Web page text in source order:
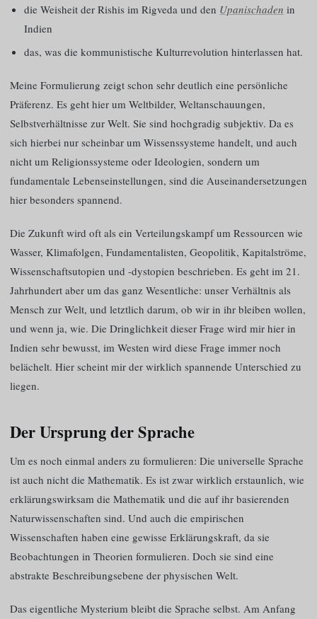
die Weisheit der Rishis im Rigveda und den Upanischaden in
Indien
das, was die kommunistische Kulturrevolution hinterlassen hat.
Meine Formulierung zeigt schon sehr deutlich eine persönliche
Präferenz. Es geht hier um Weltbilder, Weltanschauungen,
Selbstverhältnisse zur Welt. Sie sind hochgradig subjektiv. Da es
sich hierbei nur scheinbar um Wissenssysteme handelt, und auch
nicht um Religionssysteme oder Ideologien, sondern um
fundamentale Lebenseinstellungen, sind die Auseinandersetzungen
hier besonders spannend.
Die Zukunft wird oft als ein Verteilungskampf um Ressourcen wie
Wasser, Klimafolgen, Fundamentalisten, Geopolitik, Kapitalströme,
Wissenschaftsutopien und ‑dystopien beschrieben. Es geht im 21.
Jahrhundert aber um das ganz Wesentliche: unser Verhältnis als
Mensch zur Welt, und letztlich darum, ob wir in ihr bleiben wollen,
und wenn ja, wie. Die Dringlichkeit dieser Frage wird mir hier in
Indien sehr bewusst, im Westen wird diese Frage immer noch
belächelt. Hier scheint mir der wirklich spannende Unterschied zu
liegen.
Der Ursprung der Sprache
Um es noch einmal anders zu formulieren: Die universelle Sprache
ist auch nicht die Mathematik. Es ist zwar wirklich erstaunlich, wie
erklärungswirksam die Mathematik und die auf ihr basierenden
Naturwissenschaften sind. Und auch die empirischen
Wissenschaften haben eine gewisse Erklärungskraft, da sie
Beobachtungen in Theorien formulieren. Doch sie sind eine
abstrakte Beschreibungsebene der physischen Welt.
Das eigentliche Mysterium bleibt die Sprache selbst. Am Anfang